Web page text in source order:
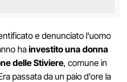
e denunciato l'uomo
hainvestito una donna
delle Stiviere, comune in
passata da un paio d'ore la